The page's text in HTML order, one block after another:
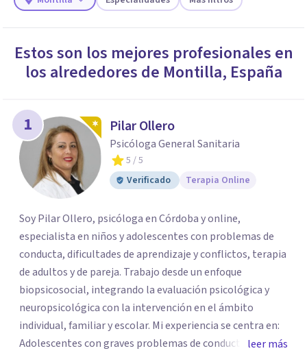
Estos son los mejores profesionales en
los alrededores de Montilla, España
1 Pilar Ollero
Psicóloga General Sanitaria
5 / 5
Verificado
Terapia Online
Soy Pilar Ollero, psicóloga en Córdoba y online,
especialista en niños y adolescentes con problemas de
conducta, dificultades de aprendizaje y conflictos, terapia
de adultos y de pareja. Trabajo desde un enfoque
biopsicosocial, integrando la evaluación psicológica y
neuropsicológica con la intervención en el ámbito
individual, familiar y escolar. Mi experiencia se centra en:
Adolescentes con graves problemas de conducta yleer más